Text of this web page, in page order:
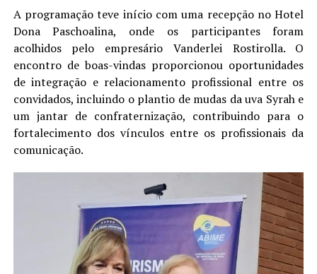
A programação teve início com uma recepção no Hotel
Dona Paschoalina, onde os participantes foram
acolhidos pelo empresário Vanderlei Rostirolla. O
encontro de boas-vindas proporcionou oportunidades
de integração e relacionamento profissional entre os
convidados, incluindo o plantio de mudas da uva Syrah e
um jantar de confraternização, contribuindo para o
fortalecimento dos vínculos entre os profissionais da
comunicação.